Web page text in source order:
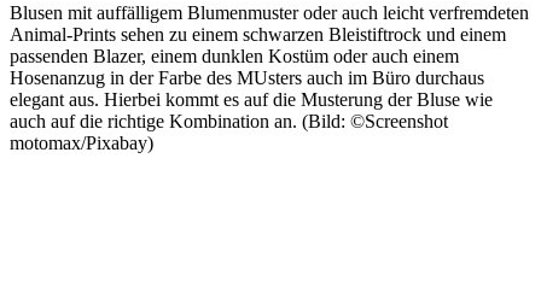
Blusen mit auffälligem Blumenmuster oder auch leicht verfremdeten
Animal-Prints sehen zu einem schwarzen Bleistiftrock und einem
passenden Blazer, einem dunklen Kostüm oder auch einem
Hosenanzug in der Farbe des MUsters auch im Büro durchaus
elegant aus. Hierbei kommt es auf die Musterung der Bluse wie
auch auf die richtige Kombination an. (Bild: ©Screenshot
motomax/Pixabay)